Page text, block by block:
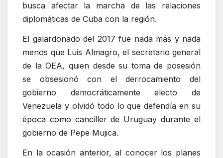
busca afectar la marcha de las relaciones
diplomáticas de Cuba con la región.
El galardonado del 2017 fue nada más y nada
menos que Luis Almagro, el secretario general
de la OEA, quien desde su toma de posesión
se obsesionó con el derrocamiento del
gobierno democráticamente electo de
Venezuela y olvidó todo lo que defendía en su
época como canciller de Uruguay durante el
gobierno de Pepe Mujica.
En la ocasión anterior, al conocer los planes